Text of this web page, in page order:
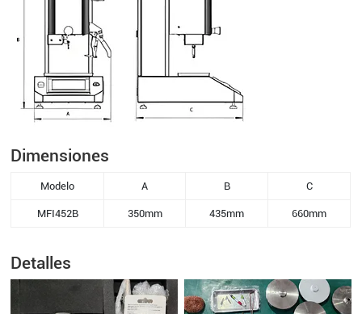
Dimensiones
Modelo A B C
MFI452B 350mm 435mm 660mm
Detalles